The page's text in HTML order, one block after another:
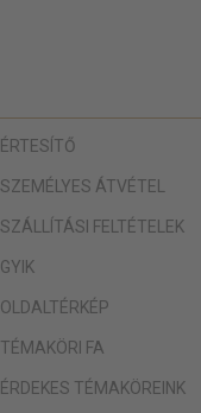
ÉRTESÍTŐ
SZEMÉLYES ÁTVÉTEL
SZÁLLÍTÁSI FELTÉTELEK
GYIK
OLDALTÉRKÉP
TÉMAKÖRI FA
ÉRDEKES TÉMAKÖREINK